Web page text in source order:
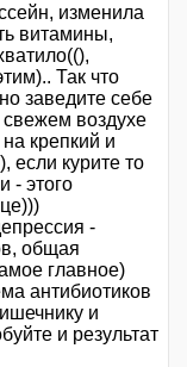
изменила
витамины,
Так что
заведите себе
свежем воздухе
крепкий и
если курите то
- этого
-
общая
главное)
антибиотиков
и
и результат